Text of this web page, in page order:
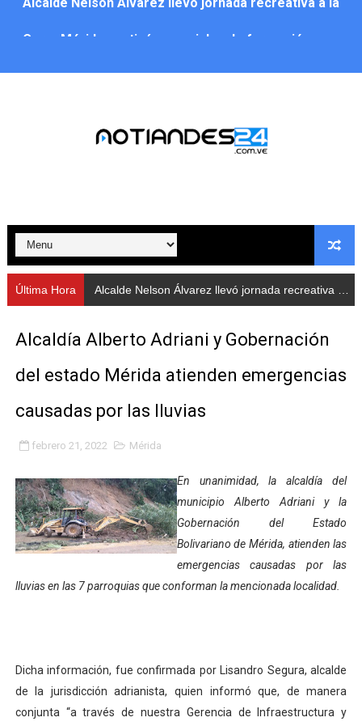
Balance semestral impulsa inclusión y atención a
Fundacite Mérida dicta taller gratuito de electrónica
INN-Mérida celebró el Lacto grado para promover el
Impulsan plan estratégico de seguridad ciudadana
Mérida impulsa desarrollo económico con taller de
Fomficc consolida alianzas e impulsa la economía
Niños de Estudiantes de Mérida sembraron 110
Corposalud y Secretaría Social fortalecen la atención
Inicia el plan vacacional Venezuela Renace en el
Entregan planta eléctrica para fortalecer la atención
Expertos inspeccionan espacios del OAN para la
Encuentro estadal fortalece la coordinación de
Gobernador Arnaldo Sánchez apadrina a más de 993
Última Hora Alcalde Nelson Álvarez llevó jornada recreativa a la parroquia Jacinto Plaza
Alcaldía Alberto Adriani y Gobernación
del estado Mérida atienden emergencias
causadas por las lluvias
febrero 21, 2022 Mérida
En unanimidad, la alcaldía del
municipio Alberto Adriani y la
Gobernación del Estado
Bolivariano de Mérida, atienden las
emergencias causadas por las
lluvias en las 7 parroquias que conforman la mencionada localidad.
Dicha información, fue confirmada por Lisandro Segura, alcalde
de la jurisdicción adrianista, quien informó que, de manera
conjunta “a través de nuestra Gerencia de Infraestructura y